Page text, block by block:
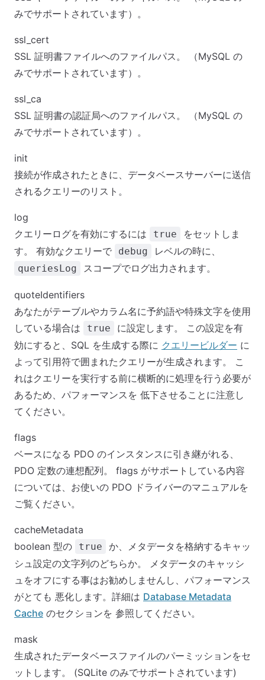
みでサポートされています）。
ssl_cert
SSL 証明書ファイルへのファイルパス。 （MySQL の
みでサポートされています）。
ssl_ca
SSL 証明書の認証局へのファイルパス。 （MySQL の
みでサポートされています）。
init
接続が作成されたときに、データベースサーバーに送信
されるクエリーのリスト。
log
クエリーログを有効にするには
true
をセットしま
す。 有効なクエリーで
debug レベルの時に、
queriesLog スコープでログ出力されます。
quoteIdentifiers
あなたがテーブルやカラム名に予約語や特殊文字を使用
している場合は
true
に設定します。 この設定を有
効にすると、SQL を生成する際に クエリービルダー に
よって引用符で囲まれたクエリーが生成されます。 こ
れはクエリーを実行する前に横断的に処理を行う必要が
あるため、パフォーマンスを 低下させることに注意し
てください。
flags
ベースになる PDO のインスタンスに引き継がれる、
PDO 定数の連想配列。 flags がサポートしている内容
については、お使いの PDO ドライバーのマニュアルを
ご覧ください。
cacheMetadata
boolean 型の
true
か、メタデータを格納するキャッ
シュ設定の文字列のどちらか。 メタデータのキャッシ
ュをオフにする事はお勧めしませんし、パフォーマンス
がとても 悪化します。詳細は Database Metadata
Cache のセクションを 参照してください。
mask
生成されたデータベースファイルのパーミッションをセ
ットします。 (SQLite のみでサポートされています)